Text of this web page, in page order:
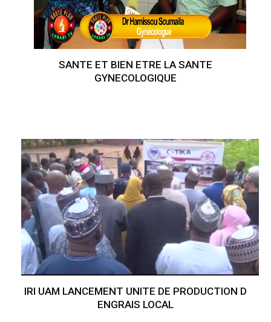
SANTE ET BIEN ETRE LA SANTE
GYNECOLOGIQUE
IRI UAM LANCEMENT UNITE DE PRODUCTION D
ENGRAIS LOCAL